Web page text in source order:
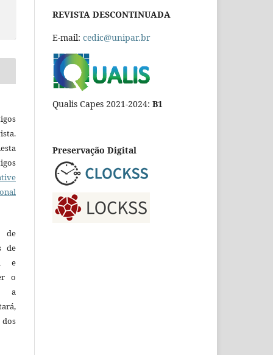
de
de
e
o
a
REVISTA DESCONTINUADA
E-mail: cedic@unipar.br
Qualis Capes 2021-2024: B1
Preservação Digital